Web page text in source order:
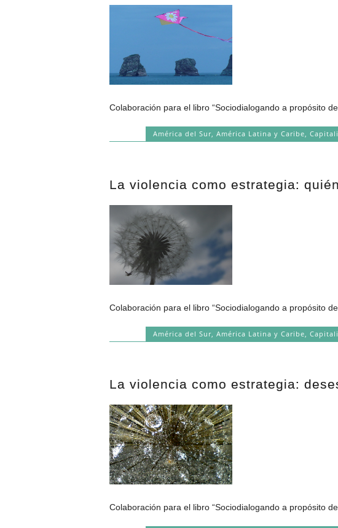
Colaboración para el libro “Sociodialogando a propósito
América del Sur,América Latina y Caribe,
La violencia como estrategia:
Colaboración para el libro “Sociodialogando a propósito
América del Sur,América Latina y Caribe,
La violencia como estrategia:
Colaboración para el libro “Sociodialogando a propósito